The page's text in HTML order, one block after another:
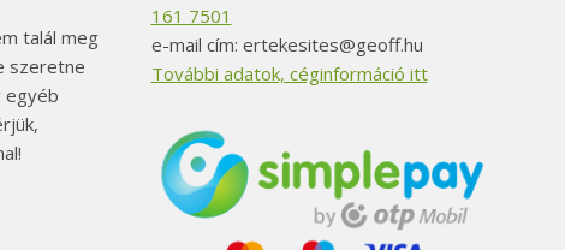
talál meg
szeretne
egyéb
161 7501
e-mail cím: ertekesites@geoff.hu
További adatok, céginformáció itt